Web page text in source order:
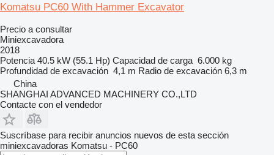
Komatsu PC60 With Hammer Excavator
Precio a consultar
Miniexcavadora
2018
Potencia 40.5 kW (55.1 Hp) Capacidad de carga 6.000 kg
Profundidad de excavación 4,1 m Radio de excavación 6,3 m
China
SHANGHAI ADVANCED MACHINERY CO.,LTD
Contacte con el vendedor
Suscríbase para recibir anuncios nuevos de esta sección
miniexcavadoras Komatsu - PC60